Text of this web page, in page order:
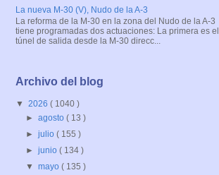
La nueva M-30 (V), Nudo de la A-3
La reforma de la M-30 en la zona del Nudo de la A-3
tiene programadas dos actuaciones: La primera es el
túnel de salida desde la M-30 direcc...
Archivo del blog
▼ 2026 ( 1040 )
►agosto( 13 )
►julio( 155 )
►junio( 134 )
▼mayo( 135 )